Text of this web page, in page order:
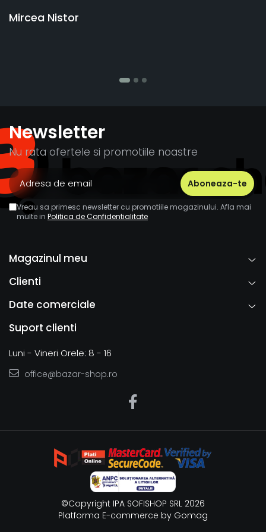
Mircea Nistor
Newsletter
Nu rata ofertele si promotiile noastre
Vreau sa primesc newsletter cu promotiile magazinului. Afla mai
multe in Politica de Confidentialitate
Magazinul meu
Clienti
Date comerciale
Suport clienti
Luni - Vineri Orele: 8 - 16
office@bazar-shop.ro
©Copyright IPA SOFISHOP SRL 2026
Platforma E-commerce by Gomag